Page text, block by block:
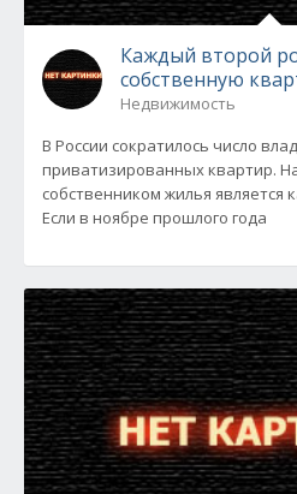
Каждый второй
собственную
Недвижимость
В России сократилось число
приватизированных квартир.
собственником жилья является
Если в ноябре прошлого года